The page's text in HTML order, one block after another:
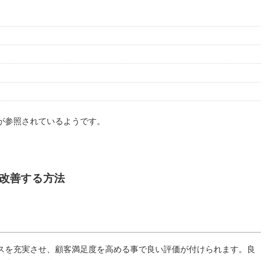
照されているようです。
善する方法
充実させ、顧客満足度を高める事で良い評価が付けられます。良